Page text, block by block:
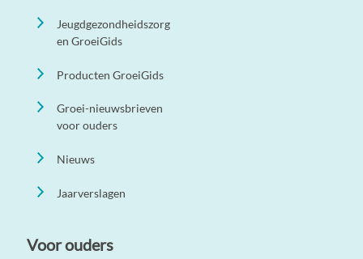
Jeugdgezondheidszorg
en GroeiGids
Producten GroeiGids
Groei-nieuwsbrieven
voor ouders
Nieuws
Jaarverslagen
Voor ouders